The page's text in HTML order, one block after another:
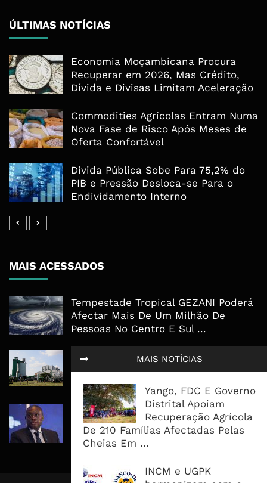
MAIS NOTÍCIAS
Yango, FDC E Governo
Distrital Apoiam
Recuperação Agrícola
De 210 Famílias Afectadas Pelas
Cheias Em ...
INCM e UGPK
ÚLTIMAS NOTÍCIAS
Economia Moçambicana Procura
Recuperar em 2026, Mas Crédito,
Dívida e Divisas Limitam Aceleração
Commodities Agrícolas Entram Numa
Nova Fase de Risco Após Meses de
Oferta Confortável
Dívida Pública Sobe Para 75,2% do
PIB e Pressão Desloca-se Para o
Endividamento Interno
MAIS ACESSADOS
Tempestade Tropical GEZANI Poderá
Afectar Mais De Um Milhão De
Pessoas No Centro E Sul ...
Governo admite nova operadora
para a Mozal após suspensão das
operações
CEO do Standard Bank pede ao
Governo que “saia do caminho” e
facilite os negócios